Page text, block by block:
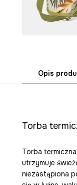
Opis
Torba
Torba
utrzymuje
niezastąpiona